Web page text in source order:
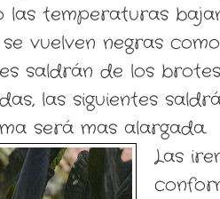
temperaturas
vuelven negras
saldrán de los
las siguientes
será mas alargada.
Las